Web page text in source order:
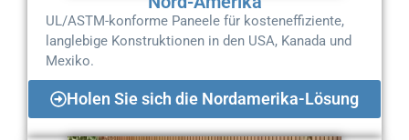
UL/ASTM-konforme Paneele für kosteneffiziente,
langlebige Konstruktionen in den USA, Kanada und
Mexiko.
Holen Sie sich die Nordamerika-Lösung